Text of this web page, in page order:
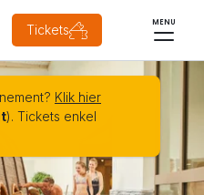
Tickets MENU
Klik hier
). Tickets enkel